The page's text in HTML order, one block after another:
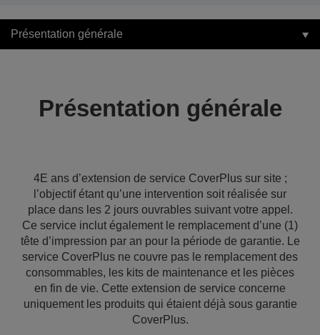
Présentation générale
Présentation générale
4E ans d’extension de service CoverPlus sur site ;
l’objectif étant qu’une intervention soit réalisée sur
place dans les 2 jours ouvrables suivant votre appel.
Ce service inclut également le remplacement d’une (1)
tête d’impression par an pour la période de garantie. Le
service CoverPlus ne couvre pas le remplacement des
consommables, les kits de maintenance et les pièces
en fin de vie. Cette extension de service concerne
uniquement les produits qui étaient déjà sous garantie
CoverPlus.